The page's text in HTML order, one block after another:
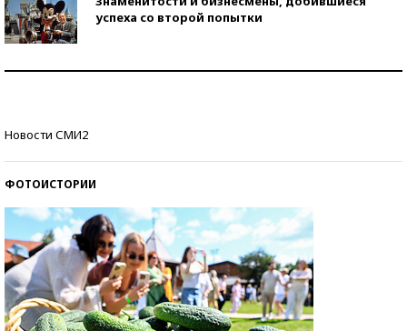
успеха со второй попытки
Новости СМИ2
ФОТОИСТОРИИ